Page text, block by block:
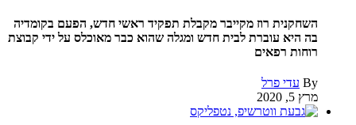
השחקנית רוז מקייבר מקבלת תפקיד ראשי חדש, הפעם בקומדיה
בה היא עוברת לבית חדש ומגלה שהוא כבר מאוכלס על ידי קבוצת
רוחות רפאים
By עדי פרל
מרץ 5, 2020